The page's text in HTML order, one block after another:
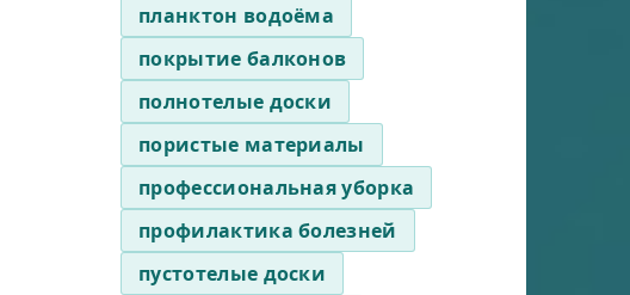
планктон водоёма
покрытие балконов
полнотелые доски
пористые материалы
профессиональная уборка
профилактика болезней
пустотелые доски